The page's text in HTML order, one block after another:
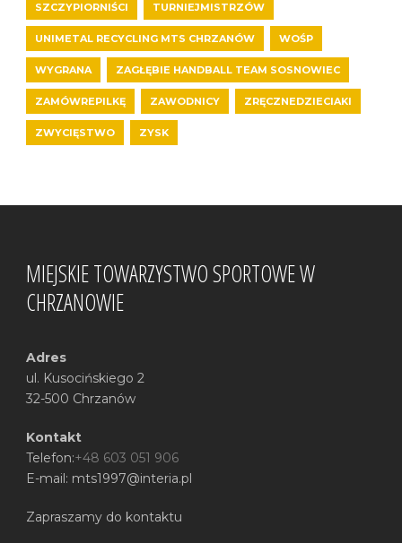
SZCZYPIORNIŚCI TURNIEJMISTRZÓW
UNIMETAL RECYCLING MTS CHRZANÓW WOŚP
WYGRANA ZAGŁĘBIE HANDBALL TEAM SOSNOWIEC
ZAMÓWREPILKĘ ZAWODNICY ZRĘCZNEDZIECIAKI
ZWYCIĘSTWO ZYSK
MIEJSKIE TOWARZYSTWO SPORTOWE W
CHRZANOWIE
Adres
ul. Kusocińskiego 2
32-500 Chrzanów
Kontakt
Telefon:+48 603 051 906
E-mail: mts1997@interia.pl
Zapraszamy do kontaktu